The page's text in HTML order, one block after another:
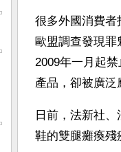
很多外國消費者
歐盟調查發現罪
2009年一月起
產品，卻被廣泛
日前，法新社
鞋的雙腿癱瘓殘